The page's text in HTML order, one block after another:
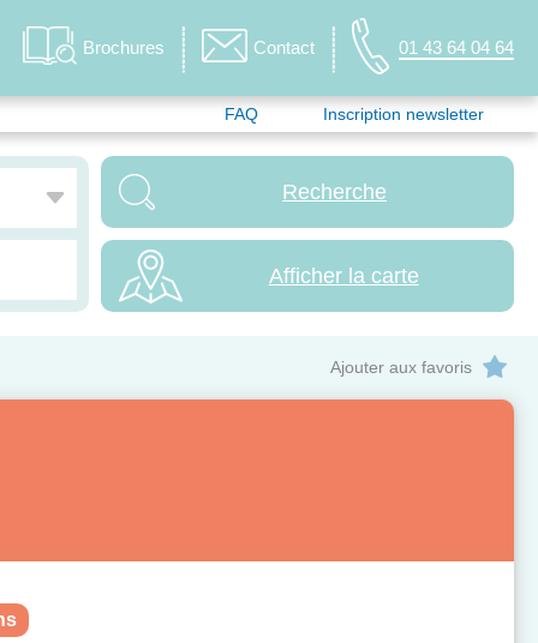
Brochures Contact 01 43 64 04 64
FAQ Inscription newsletter
Afficher la carte
Ajouter aux favoris